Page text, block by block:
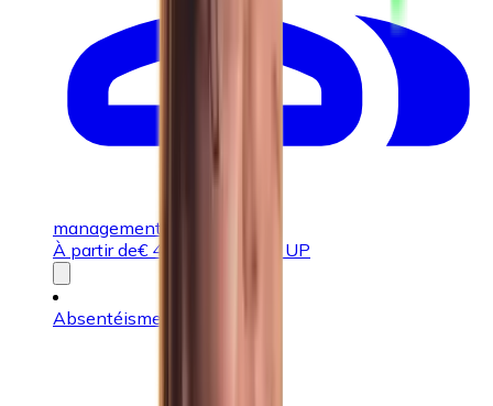
management
À partir de€ 495,00 ou 2,551 UP
Absentéisme